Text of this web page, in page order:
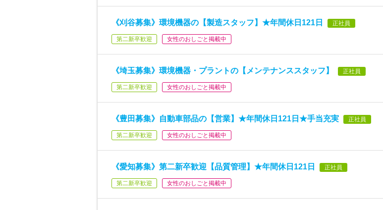
《刈谷募集》環境機器の【製造スタッフ】★年間休日121日 正社員
第二新卒歓迎 女性のおしごと掲載中
《埼玉募集》環境機器・プラントの【メンテナンススタッフ】 正社員
第二新卒歓迎 女性のおしごと掲載中
《豊田募集》自動車部品の【営業】★年間休日121日★手当充実 正社員
第二新卒歓迎 女性のおしごと掲載中
《愛知募集》第二新卒歓迎【品質管理】★年間休日121日 正社員
第二新卒歓迎 女性のおしごと掲載中